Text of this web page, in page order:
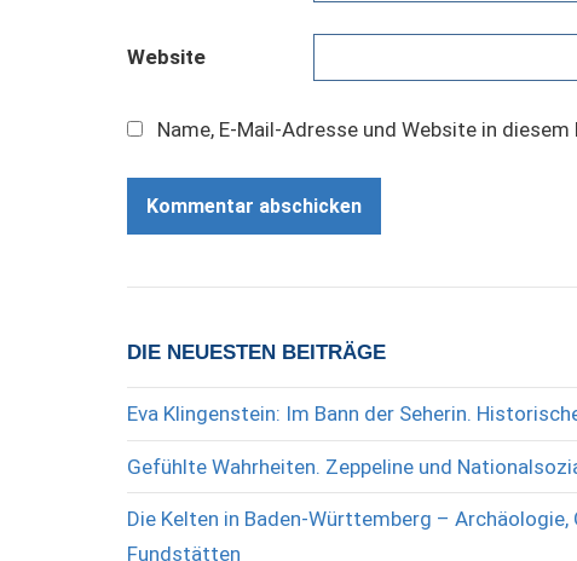
Website
Name, E-Mail-Adresse und Website in
DIE NEUESTEN BEITRÄGE
Eva Klingenstein: Im Bann der Seherin.
Gefühlte Wahrheiten. Zeppeline und
Die Kelten in Baden-Württemberg – Archäologie,
Fundstätten